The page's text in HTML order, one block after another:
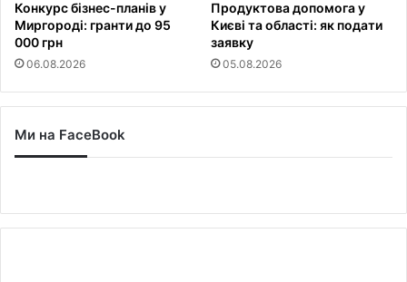
Конкурс бізнес-планів у
Миргороді: гранти до 95
000 грн
06.08.2026
Продуктова допомога у
Києві та області: як подати
заявку
05.08.2026
Ми на FaceBook